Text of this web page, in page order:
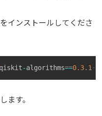
インストールしてくださ
qiskit-algorithms==0.3.1
ます。